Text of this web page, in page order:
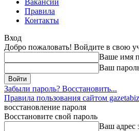
Вакансии
Правила
Контакты
Вход
Добро пожаловать! Войдите в свою
Ваше имя
Ваш
Забыли пароль? Восстановить...
Правила пользования сайтом
восстановление пароля
Восстановите свой пароль
Ваш адрес